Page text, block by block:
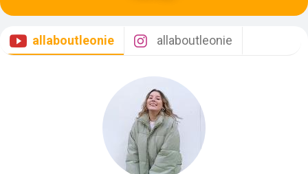
allaboutleonie allaboutleonie